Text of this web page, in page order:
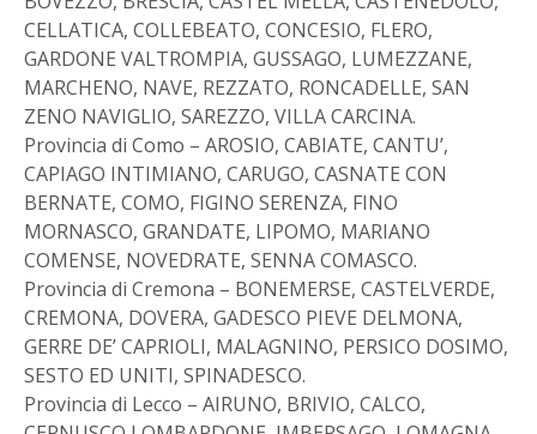
CELLATICA, COLLEBEATO, CONCESIO, FLERO,
GARDONE VALTROMPIA, GUSSAGO, LUMEZZANE,
MARCHENO, NAVE, REZZATO, RONCADELLE, SAN
ZENO NAVIGLIO, SAREZZO, VILLA CARCINA.
Provincia di Como – AROSIO, CABIATE, CANTU’,
CAPIAGO INTIMIANO, CARUGO, CASNATE CON
BERNATE, COMO, FIGINO SERENZA, FINO
MORNASCO, GRANDATE, LIPOMO, MARIANO
COMENSE, NOVEDRATE, SENNA COMASCO.
Provincia di Cremona – BONEMERSE, CASTELVERDE,
CREMONA, DOVERA, GADESCO PIEVE DELMONA,
GERRE DE’ CAPRIOLI, MALAGNINO, PERSICO DOSIMO,
SESTO ED UNITI, SPINADESCO.
Provincia di Lecco – AIRUNO, BRIVIO, CALCO,